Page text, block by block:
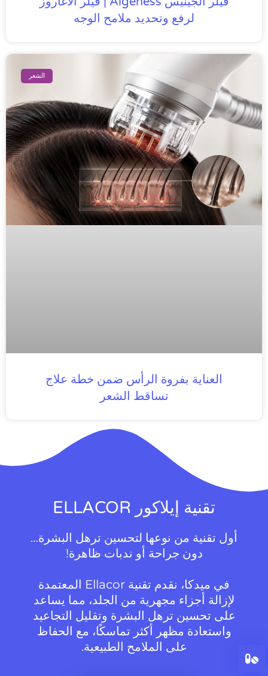
لرفع وتحديد ملامح الوجه
الشعر
العناية بفروة الرأس ضمن خطة علاج
تساقط الشعر
تقنية إيلاكور ELLACOR
أول تقنية من نوعها لتحسين ترهل البشرة…
دون جراحة أو ندبات ظاهرة!
في ميدكا، نقدم تقنية Ellacor المعتمدة
لإزالة أجزاء مجهرية من الجلد، مما يساعد
على تحسين ترهل البشرة وتقليل التجاعيد
واستعادة مظهر أكثر تماسكًا، مع الحفاظ
على الملامح الطبيعية.